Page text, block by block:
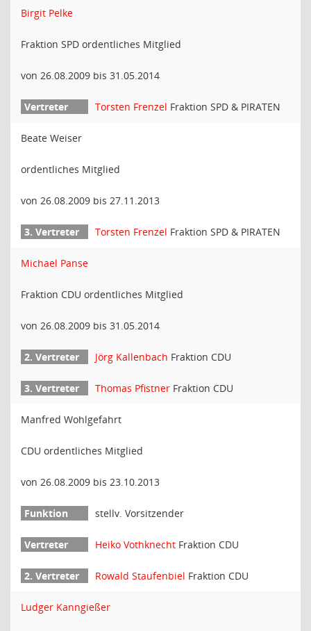
Birgit Pelke
Fraktion SPD ordentliches Mitglied
von 26.08.2009 bis 31.05.2014
Torsten Frenzel Fraktion SPD & PIRATEN
Beate Weiser
ordentliches Mitglied
von 26.08.2009 bis 27.11.2013
Torsten Frenzel Fraktion SPD & PIRATEN
Michael Panse
Fraktion CDU ordentliches Mitglied
von 26.08.2009 bis 31.05.2014
Jörg Kallenbach Fraktion CDU
Thomas Pfistner Fraktion CDU
Manfred Wohlgefahrt
CDU ordentliches Mitglied
von 26.08.2009 bis 23.10.2013
stellv. Vorsitzender
Heiko Vothknecht Fraktion CDU
Rowald Staufenbiel Fraktion CDU
Ludger Kanngießer